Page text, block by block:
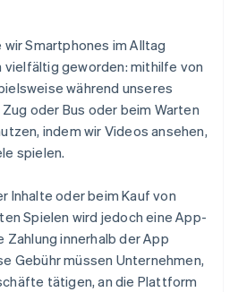
wir Smartphones im Alltag
vielfältig geworden: mithilfe von
während unseres
oder Bus oder beim Warten
indem wir Videos ansehen,
spielen.
Inhalte oder beim Kauf von
Spielen wird jedoch eine App-
Zahlung innerhalb der App
Gebühr müssen Unternehmen,
tätigen, an die Plattform